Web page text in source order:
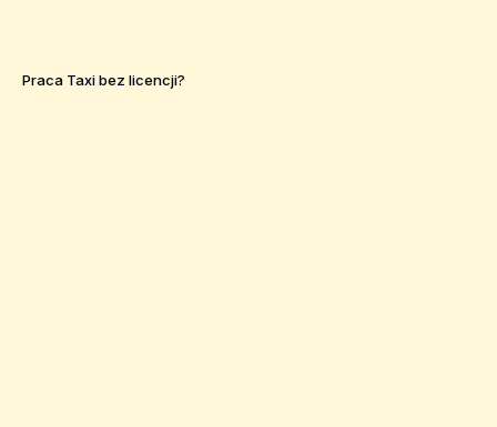
Praca Taxi bez licencji?